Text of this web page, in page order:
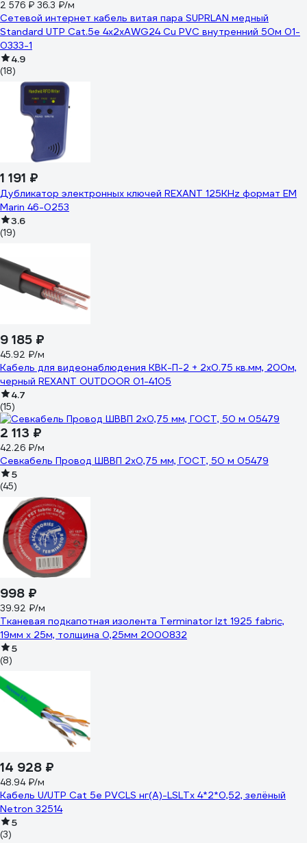
2 576 ₽ 36.3 ₽/м
Сетевой интернет кабель витая пара SUPRLAN медный
Standard UTP Cat.5e 4x2xAWG24 Cu PVC внутренний 50м 01-
0333-1
4.9
(18)
1 191 ₽
Дубликатор электронных ключей REXANT 125KHz формат EM
Marin 46-0253
3.6
(19)
9 185 ₽
45.92 ₽/м
Кабель для видеонаблюдения КВК-П-2 + 2х0.75 кв.мм, 200м,
черный REXANT OUTDOOR 01-4105
4.7
(15)
2 113 ₽
42.26 ₽/м
Севкабель Провод ШВВП 2х0,75 мм, ГОСТ, 50 м 05479
5
(45)
998 ₽
39.92 ₽/м
Тканевая подкапотная изолента Terminator Izt 1925 fabric,
19мм х 25м, толщина 0,25мм 2000832
5
(8)
14 928 ₽
48.94 ₽/м
Кабель U/UTP Cat 5e PVCLS нг(А)-LSLTx 4*2*0,52, зелёный
Netron 32514
5
(3)